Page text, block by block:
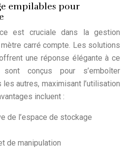
empilables pour
est cruciale dans la gestion
mètre carré compte. Les solutions
une réponse élégante à ce
conçus pour s’emboîter
autres, maximisant l’utilisation
incluent :
de l’espace de stockage
de manipulation